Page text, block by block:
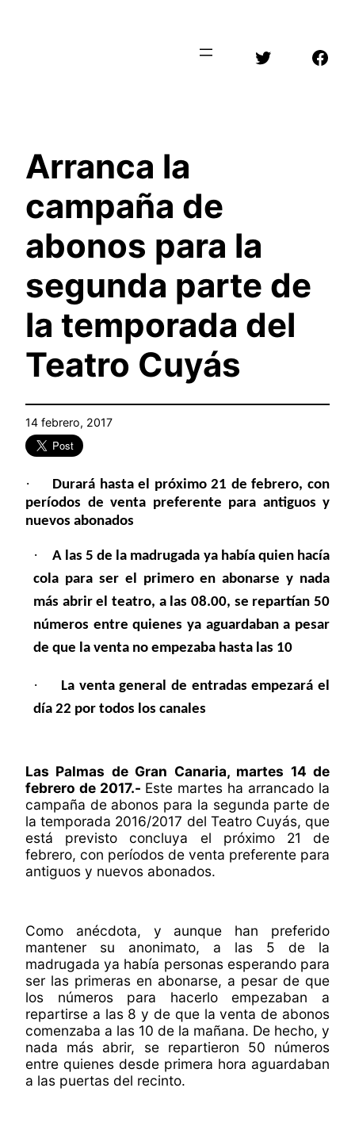
Twitter
Arranca la
campaña de
abonos para la
segunda parte de
la temporada del
Teatro Cuyás
14 febrero, 2017
·
Durará hasta el próximo 21 de febrero, con
períodos de venta preferente para antiguos y
nuevos abonados
·
A las 5 de la madrugada ya había quien hacía
cola para ser el primero en abonarse y nada
más abrir el teatro, a las 08.00, se repartían 50
números entre quienes ya aguardaban a pesar
de que la venta no empezaba hasta las 10
·
La venta general de entradas empezará el
día 22 por todos los canales
Las Palmas de Gran Canaria, martes 14 de
febrero de 2017.- Este martes ha arrancado la
campaña de abonos para la segunda parte de
la temporada 2016/2017 del Teatro Cuyás, que
está previsto concluya el próximo 21 de
febrero, con períodos de venta preferente para
antiguos y nuevos abonados.
Como anécdota, y aunque han preferido
mantener su anonimato, a las 5 de la
madrugada ya había personas esperando para
ser las primeras en abonarse, a pesar de que
los números para hacerlo empezaban a
repartirse a las 8 y de que la venta de abonos
comenzaba a las 10 de la mañana. De hecho, y
nada más abrir, se repartieron 50 números
entre quienes desde primera hora aguardaban
a las puertas del recinto.